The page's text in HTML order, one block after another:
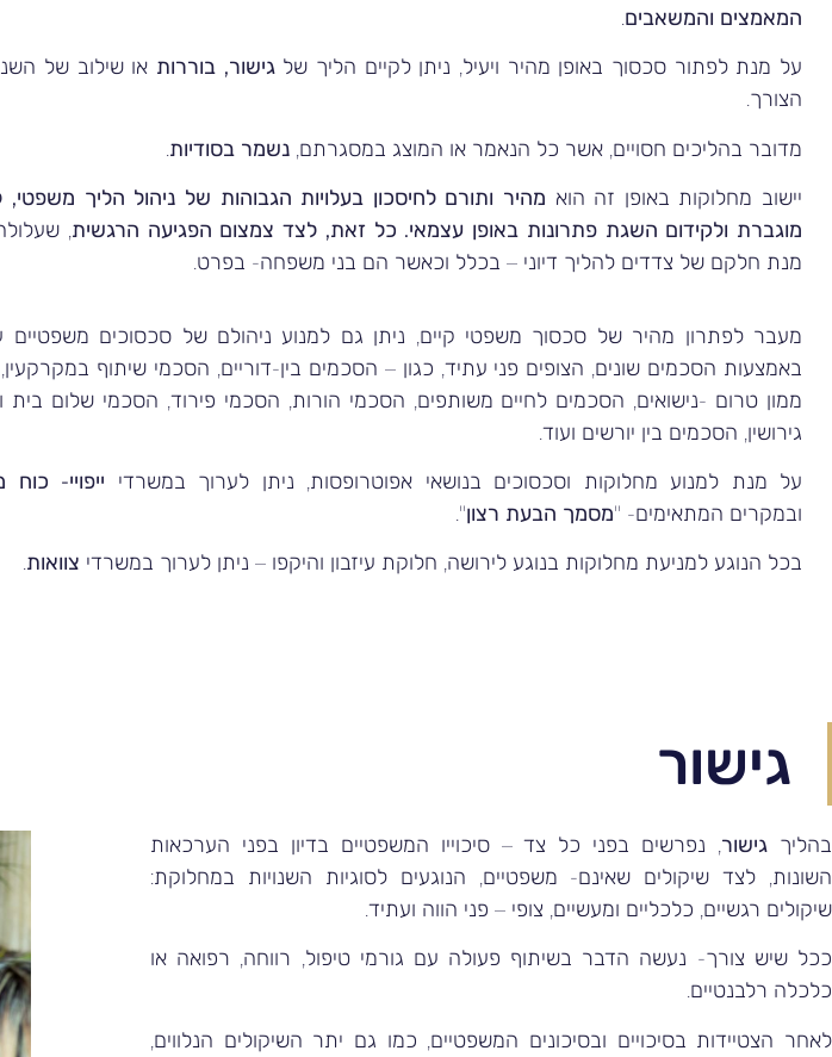
המאמצים והמשאבים.
על מנת לפתור סכסוך באופן מהיר ויעיל, ניתן לקיים הליך שלגישור, בוררות או שילוב של
הצורך.
מדובר בהליכים חסויים, אשר כל הנאמר או המוצג במסגרתם, נשמר בסודיות.
יישוב מחלוקות באופן זה הוא מהיר ותורם לחיסכון בעלויות הגבוהות של ניהול הליך משפטי,
מוגברת ולקידום השגת פתרונות באופן עצמאי. כל זאת, לצד צמצום הפגיעה הרגשית,
מנת חלקם של צדדים להליך דיוני – בכלל וכאשר הם בני משפחה- בפרט.
מעבר לפתרון מהיר של סכסוך משפטי קיים, ניתן גם למנוע ניהולם של סכסוכים משפטיים
באמצעות הסכמים שונים, הצופים פני עתיד, כגון – הסכמים בין-דוריים, הסכמי שיתוף
ממון טרום -נישואים, הסכמים לחיים משותפים, הסכמי הורות, הסכמי פירוד, הסכמי שלום בית
גירושין, הסכמים בין יורשים ועוד.
על מנת למנוע מחלוקות וסכסוכים בנושאי אפוטרופסות, ניתן לערוך במשרדי ייפויי-
ובמקרים המתאימים- "מסמך הבעת רצון".
בכל הנוגע למניעת מחלוקות בנוגע לירושה, חלוקת עיזבון והיקפו – ניתן לערוך במשרדי צוואות.
גישור
בהליך גישור, נפרשים בפני כל צד – סיכוייו המשפטיים בדיון בפני הערכאות
השונות, לצד שיקולים שאינם- משפטיים, הנוגעים לסוגיות השנויות במחלוקת:
שיקולים רגשיים, כלכליים ומעשיים, צופי – פני הווה ועתיד.
ככל שיש צורך- נעשה הדבר בשיתוף פעולה עם גורמי טיפול, רווחה, רפואה או
כלכלה רלבנטיים.
לאחר הצטיידות בסיכויים ובסיכונים המשפטיים, כמו גם יתר השיקולים הנלווים,